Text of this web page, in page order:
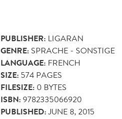
PUBLISHER: LIGARAN
GENRE: SPRACHE - SONSTIGE
LANGUAGE: FRENCH
SIZE: 574 PAGES
FILESIZE: 0 BYTES
ISBN:9782335066920
PUBLISHED:JUNE 8, 2015